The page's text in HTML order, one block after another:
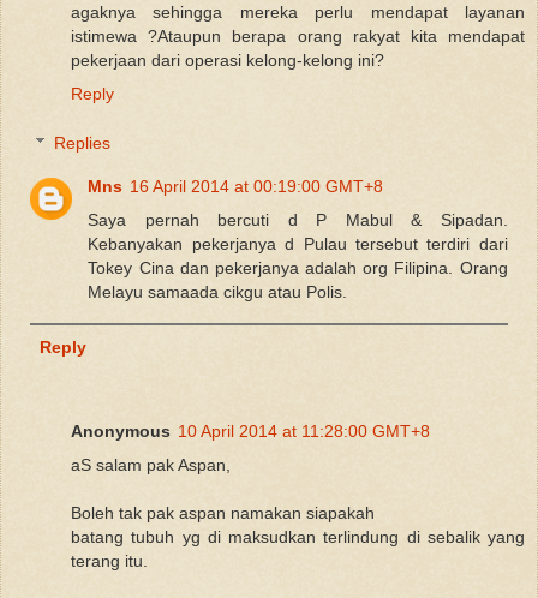
agaknya sehingga mereka perlu mendapat layanan
istimewa ?Ataupun berapa orang rakyat kita mendapat
pekerjaan dari operasi kelong-kelong ini?
Reply
Replies
Mns 16 April 2014 at 00:19:00 GMT+8
Saya pernah bercuti d P Mabul & Sipadan.
Kebanyakan pekerjanya d Pulau tersebut terdiri dari
Tokey Cina dan pekerjanya adalah org Filipina. Orang
Melayu samaada cikgu atau Polis.
Reply
Anonymous 10 April 2014 at 11:28:00 GMT+8
aS salam pak Aspan,
Boleh tak pak aspan namakan siapakah
batang tubuh yg di maksudkan terlindung di sebalik yang
terang itu.